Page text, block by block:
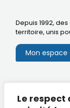
Le respect
Depuis 1992,
territoire, unis
Mon
Extranet du CA